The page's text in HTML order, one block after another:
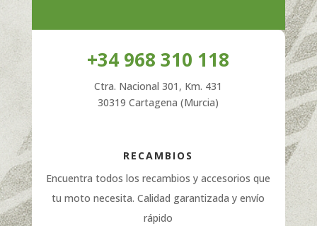
+34 968 310 118
Ctra. Nacional 301, Km. 431
30319 Cartagena (Murcia)
RECAMBIOS
Encuentra todos los recambios y accesorios que
tu moto necesita. Calidad garantizada y envío
rápido